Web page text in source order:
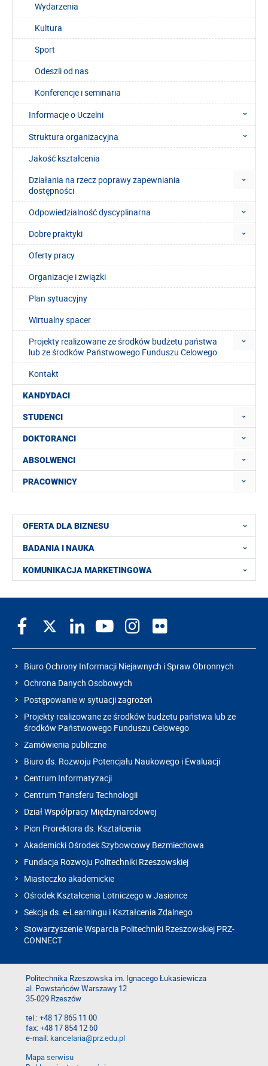
Wydarzenia
Kultura
Sport
Odeszli od nas
Konferencje i seminaria
Informacje o Uczelni
Struktura organizacyjna
Jakość kształcenia
Działania na rzecz poprawy zapewniania
dostępności
Odpowiedzialność dyscyplinarna
Dobre praktyki
Oferty pracy
Organizacje i związki
Plan sytuacyjny
Wirtualny spacer
Projekty realizowane ze środków budżetu państwa
lub ze środków Państwowego Funduszu Celowego
Kontakt
KANDYDACI
STUDENCI
DOKTORANCI
ABSOLWENCI
PRACOWNICY
OFERTA DLA BIZNESU
BADANIA I NAUKA
KOMUNIKACJA MARKETINGOWA
Biuro Ochrony Informacji Niejawnych i Spraw Obronnych
Ochrona Danych Osobowych
Postępowanie w sytuacji zagrożeń
Projekty realizowane ze środków budżetu państwa lub ze
środków Państwowego Funduszu Celowego
Zamówienia publiczne
Biuro ds. Rozwoju Potencjału Naukowego i Ewaluacji
Centrum Informatyzacji
Centrum Transferu Technologii
Dział Współpracy Międzynarodowej
Pion Prorektora ds. Kształcenia
Akademicki Ośrodek Szybowcowy Bezmiechowa
Fundacja Rozwoju Politechniki Rzeszowskiej
Miasteczko akademickie
Ośrodek Kształcenia Lotniczego w Jasionce
Sekcja ds. e-Learningu i Kształcenia Zdalnego
Stowarzyszenie Wsparcia Politechniki Rzeszowskiej PRZ-
CONNECT
Politechnika Rzeszowska im. Ignacego Łukasiewicza
al. Powstańców Warszawy 12
35-029 Rzeszów
tel.: +48 17 865 11 00
fax: +48 17 854 12 60
e-mail:kancelaria@prz.edu.pl
Mapa serwisu